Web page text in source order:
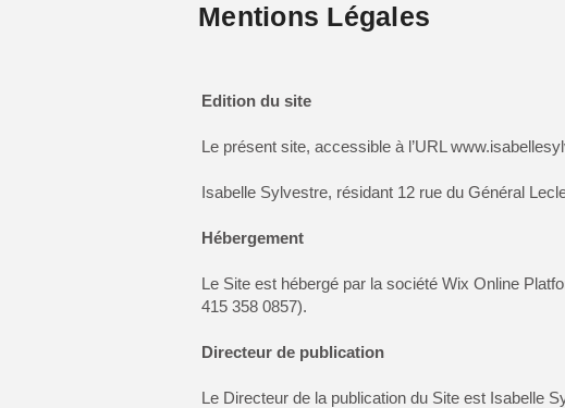
Mentions Légales
Edition du site
Le présent site, accessible à l’URL
Isabelle Sylvestre, résidant 12 rue du Général
Hébergement
Le Site est hébergé par la société Wix Online
415 358 0857).
Directeur de publication
Le Directeur de la publication du Site est Isabelle